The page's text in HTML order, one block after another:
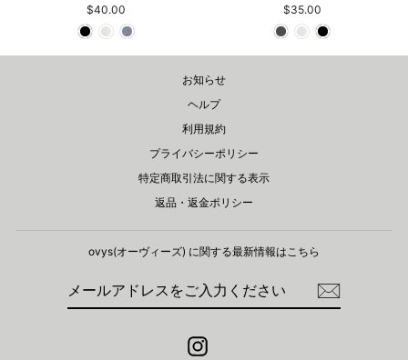
$40.00
$35.00
お知らせ
ヘルプ
利用規約
プライバシーポリシー
特定商取引法に関する表示
返品・返金ポリシー
ovys(オーヴィーズ) に関する​最新情報はこちら
Instagram